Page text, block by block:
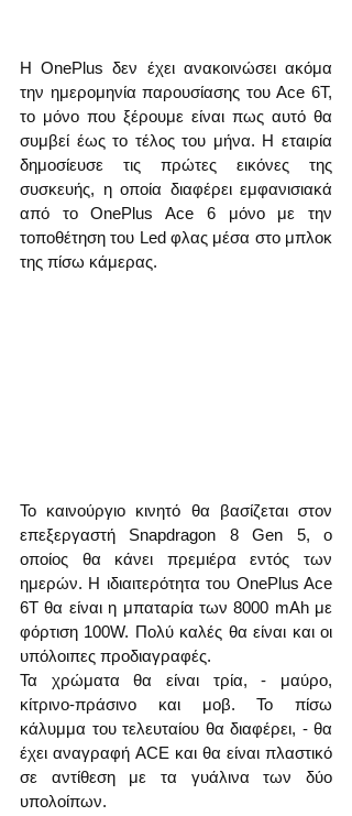
H OnePlus δεν έχει ανακοινώσει ακόμα
την ημερομηνία παρουσίασης του Ace 6T,
το μόνο που ξέρουμε είναι πως αυτό θα
συμβεί έως το τέλος του μήνα. Η εταιρία
δημοσίευσε τις πρώτες εικόνες της
συσκευής, η οποία διαφέρει εμφανισιακά
από το OnePlus Ace 6 μόνο με την
τοποθέτηση του Led φλας μέσα στο μπλοκ
της πίσω κάμερας.
Το καινούργιο κινητό θα βασίζεται στον
επεξεργαστή Snapdragon 8 Gen 5, ο
οποίος θα κάνει πρεμιέρα εντός των
ημερών. Η ιδιαιτερότητα του OnePlus Ace
6T θα είναι η μπαταρία των 8000 mAh με
φόρτιση 100W. Πολύ καλές θα είναι και οι
υπόλοιπες προδιαγραφές.
Τα χρώματα θα είναι τρία, - μαύρο,
κίτρινο-πράσινο και μοβ. Το πίσω
κάλυμμα του τελευταίου θα διαφέρει, - θα
έχει αναγραφή ACE και θα είναι πλαστικό
σε αντίθεση με τα γυάλινα των δύο
υπολοίπων.